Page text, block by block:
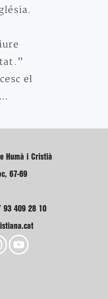
el
Humà i Cristià
67-69
93 409 28 10